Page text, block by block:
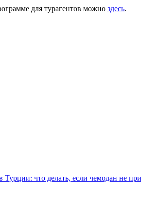
для турагентов можно здесь.
Турции: что делать, если чемодан не